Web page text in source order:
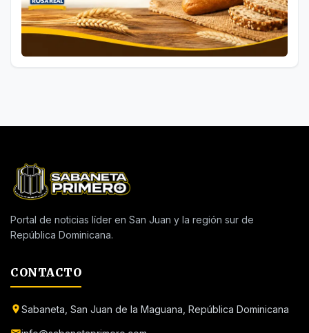
Portal de noticias líder en San Juan y la región sur de
República Dominicana.
CONTACTO
Sabaneta, San Juan de la Maguana, República Dominicana